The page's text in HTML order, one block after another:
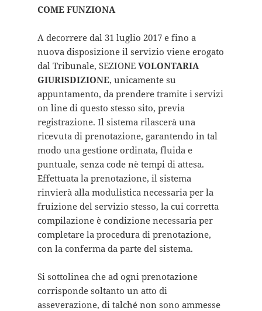
COME FUNZIONA
A decorrere dal 31 luglio 2017 e fino a
nuova disposizione il servizio viene erogato
dal Tribunale, SEZIONE VOLONTARIA
GIURISDIZIONE, unicamente su
appuntamento, da prendere tramite i servizi
on line di questo stesso sito, previa
registrazione. Il sistema rilascerà una
ricevuta di prenotazione, garantendo in tal
modo una gestione ordinata, fluida e
puntuale, senza code nè tempi di attesa.
Effettuata la prenotazione, il sistema
rinvierà alla modulistica necessaria per la
fruizione del servizio stesso, la cui corretta
compilazione è condizione necessaria per
completare la procedura di prenotazione,
con la conferma da parte del sistema.
Si sottolinea che ad ogni prenotazione
corrisponde soltanto un atto di
asseverazione, di talché non sono ammesse